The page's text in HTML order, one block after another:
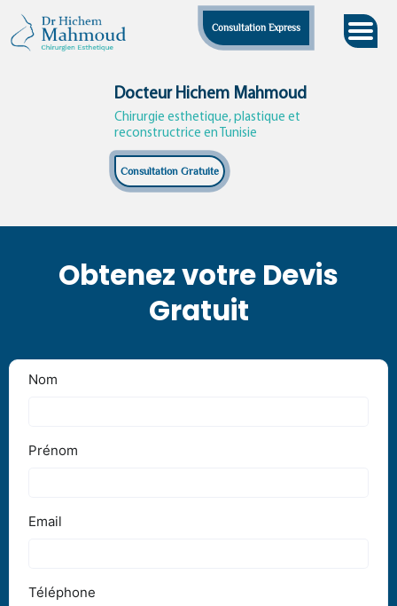
content
Consultation Express
Docteur Hichem Mahmoud
Chirurgie esthetique, plastique et
reconstructrice en Tunisie
Consultation Gratuite
Obtenez votre Devis
Gratuit